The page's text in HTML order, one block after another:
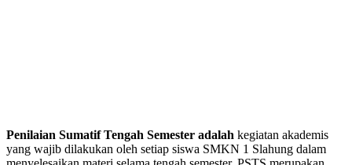
Penilaian Sumatif Tengah Semester adalah kegiatan akademis
yang wajib dilakukan oleh setiap siswa SMKN 1 Slahung dalam